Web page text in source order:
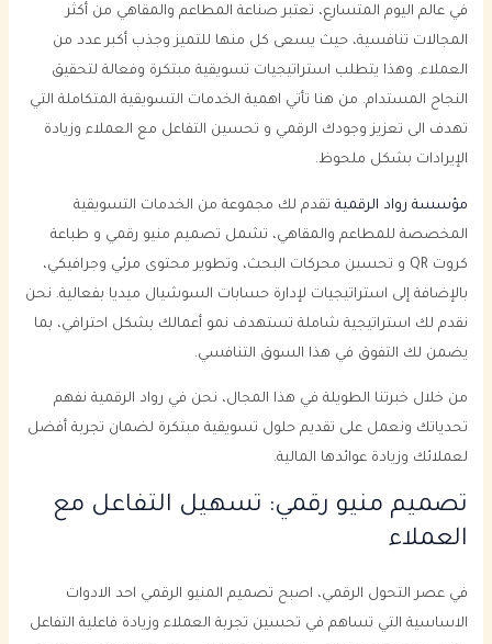
في عالم اليوم المتسارع، تعتبر صناعة المطاعم والمقاهي من أكثر
المجالات تنافسية، حيث يسعى كل منها للتميز وجذب أكبر عدد من
العملاء. وهذا يتطلب استراتيجيات تسويقية مبتكرة وفعالة لتحقيق
النجاح المستدام. من هنا تأتي اهمية الخدمات التسويقية المتكاملة التي
تهدف الى تعزيز وجودك الرقمي و تحسين التفاعل مع العملاء وزيادة
الإيرادات بشكل ملحوظ.
مؤسسة رواد الرقمية تقدم لك مجموعة من الخدمات التسويقية
المخصصة للمطاعم والمقاهي، تشمل تصميم منيو رقمي و طباعة
كروت QR و تحسين محركات البحث، وتطوير محتوى مرئي وجرافيكي،
بالإضافة إلى استراتيجيات لإدارة حسابات السوشيال ميديا بفعالية. نحن
نقدم لك استراتيجية شاملة تستهدف نمو أعمالك بشكل احترافي، بما
يضمن لك التفوق في هذا السوق التنافسي.
من خلال خبرتنا الطويلة في هذا المجال، نحن في رواد الرقمية نفهم
تحدياتك ونعمل على تقديم حلول تسويقية مبتكرة لضمان تجربة أفضل
لعملائك وزيادة عوائدها المالية.
تصميم منيو رقمي: تسهيل التفاعل مع
العملاء
في عصر التحول الرقمي، اصبح تصميم المنيو الرقمي احد الادوات
الاساسية التي تساهم في تحسين تجربة العملاء وزيادة فاعلية التفاعل